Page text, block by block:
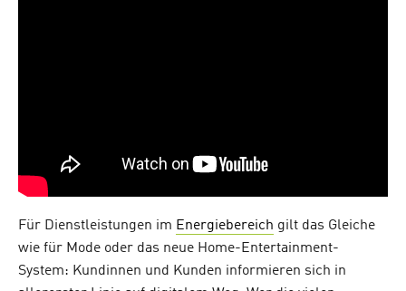
Für Dienstleistungen im Energiebereich gilt das Gleiche
wie für Mode oder das neue Home-Entertainment-
System: Kundinnen und Kunden informieren sich in